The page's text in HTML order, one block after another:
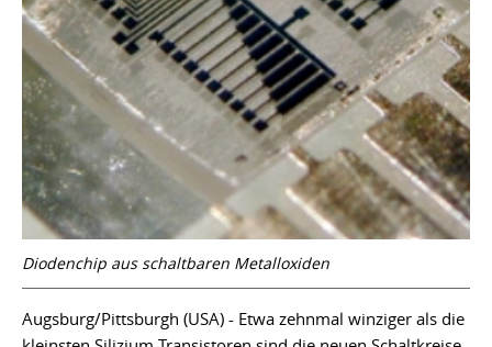
Diodenchip aus schaltbaren Metalloxiden
Augsburg/Pittsburgh (USA) - Etwa zehnmal winziger als die